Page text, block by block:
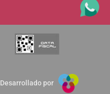
Desarrollado por